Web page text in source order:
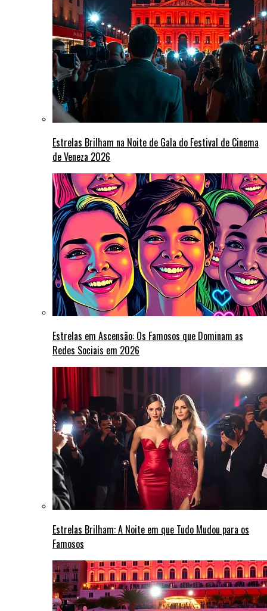
Estrelas Brilham na Noite de Gala do Festival de Cinema
de Veneza 2026
Estrelas em Ascensão: Os Famosos que Dominam as
Redes Sociais em 2026
Estrelas Brilham: A Noite em que Tudo Mudou para os
Famosos